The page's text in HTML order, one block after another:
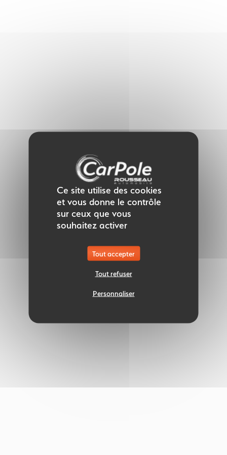
Ce site utilise des cookies
et vous donne le contrôle
sur ceux que vous
souhaitez activer
Tout accepter
Tout refuser
Personnaliser